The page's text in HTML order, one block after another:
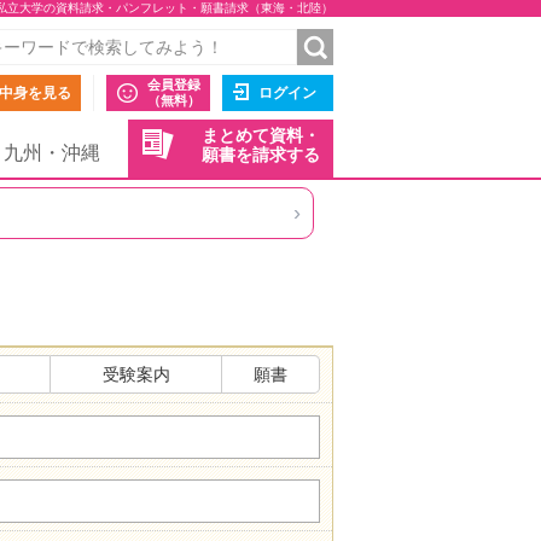
立大学の資料請求・パンフレット・願書請求（東海・北陸）
身を見る
会員登録
（無料）
ログイン
まとめて資料・
願書を請求する
九州・沖縄
›
受験案内 願書